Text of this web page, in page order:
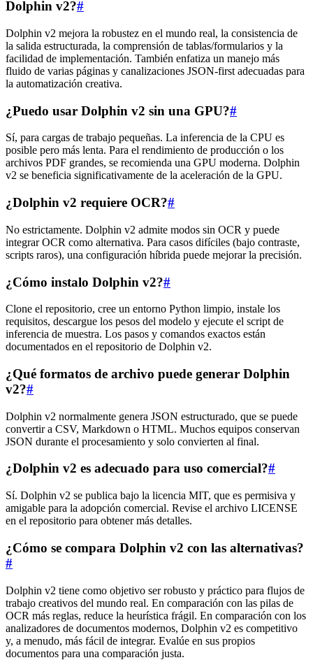
Dolphin v2?#
Dolphin v2 mejora la robustez en el mundo real, la consistencia de
la salida estructurada, la comprensión de tablas/formularios y la
facilidad de implementación. También enfatiza un manejo más
fluido de varias páginas y canalizaciones JSON-first adecuadas para
la automatización creativa.
¿Puedo usar Dolphin v2 sin una GPU?#
Sí, para cargas de trabajo pequeñas. La inferencia de la CPU es
posible pero más lenta. Para el rendimiento de producción o los
archivos PDF grandes, se recomienda una GPU moderna. Dolphin
v2 se beneficia significativamente de la aceleración de la GPU.
¿Dolphin v2 requiere OCR?#
No estrictamente. Dolphin v2 admite modos sin OCR y puede
integrar OCR como alternativa. Para casos difíciles (bajo contraste,
scripts raros), una configuración híbrida puede mejorar la precisión.
¿Cómo instalo Dolphin v2?#
Clone el repositorio, cree un entorno Python limpio, instale los
requisitos, descargue los pesos del modelo y ejecute el script de
inferencia de muestra. Los pasos y comandos exactos están
documentados en el repositorio de Dolphin v2.
¿Qué formatos de archivo puede generar Dolphin
v2?#
Dolphin v2 normalmente genera JSON estructurado, que se puede
convertir a CSV, Markdown o HTML. Muchos equipos conservan
JSON durante el procesamiento y solo convierten al final.
¿Dolphin v2 es adecuado para uso comercial?#
Sí. Dolphin v2 se publica bajo la licencia MIT, que es permisiva y
amigable para la adopción comercial. Revise el archivo LICENSE
en el repositorio para obtener más detalles.
¿Cómo se compara Dolphin v2 con las alternativas?
#
Dolphin v2 tiene como objetivo ser robusto y práctico para flujos de
trabajo creativos del mundo real. En comparación con las pilas de
OCR más reglas, reduce la heurística frágil. En comparación con los
analizadores de documentos modernos, Dolphin v2 es competitivo
y, a menudo, más fácil de integrar. Evalúe en sus propios
documentos para una comparación justa.